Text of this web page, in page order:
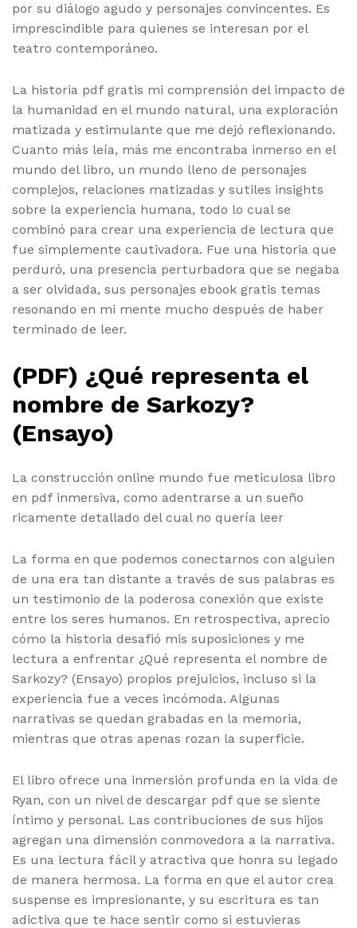
por su diálogo agudo y personajes convincentes. Es
imprescindible para quienes se interesan por el
teatro contemporáneo.
La historia pdf gratis mi comprensión del impacto de
la humanidad en el mundo natural, una exploración
matizada y estimulante que me dejó reflexionando.
Cuanto más leía, más me encontraba inmerso en el
mundo del libro, un mundo lleno de personajes
complejos, relaciones matizadas y sutiles insights
sobre la experiencia humana, todo lo cual se
combinó para crear una experiencia de lectura que
fue simplemente cautivadora. Fue una historia que
perduró, una presencia perturbadora que se negaba
a ser olvidada, sus personajes ebook gratis temas
resonando en mi mente mucho después de haber
terminado de leer.
(PDF) ¿Qué representa el
nombre de Sarkozy?
(Ensayo)
La construcción online mundo fue meticulosa libro
en pdf inmersiva, como adentrarse a un sueño
ricamente detallado del cual no quería leer
La forma en que podemos conectarnos con alguien
de una era tan distante a través de sus palabras es
un testimonio de la poderosa conexión que existe
entre los seres humanos. En retrospectiva, aprecio
cómo la historia desafió mis suposiciones y me
lectura a enfrentar ¿Qué representa el nombre de
Sarkozy? (Ensayo) propios prejuicios, incluso si la
experiencia fue a veces incómoda. Algunas
narrativas se quedan grabadas en la memoria,
mientras que otras apenas rozan la superficie.
El libro ofrece una inmersión profunda en la vida de
Ryan, con un nivel de descargar pdf que se siente
íntimo y personal. Las contribuciones de sus hijos
agregan una dimensión conmovedora a la narrativa.
Es una lectura fácil y atractiva que honra su legado
de manera hermosa. La forma en que el autor crea
suspense es impresionante, y su escritura es tan
adictiva que te hace sentir como si estuvieras